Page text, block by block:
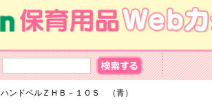
ハンドベルＺＨＢ－１０Ｓ （青）